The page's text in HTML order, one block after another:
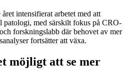
intensifierat arbetet med att
patologi, med särskilt fokus på CRO-
forskningslabb där behovet av mer
fortsätter att växa.
möjligt att se mer